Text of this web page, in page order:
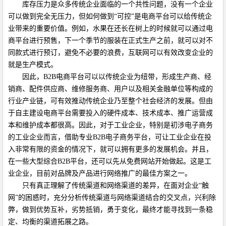
库存压力是众多传统企业面临的一个共性问题，没有一个企业
可以做到完全无压力，但如何做到 “可控”是电商平台可以给传统企
业带来的重要价值。例如，水果在还长在树上的时候就可以通过电
商平台进行预售，下一个季节的服装在正式生产之前，就可以对不
同款式进行预订，避免不必要的浪费，互联网可以有效改变企业的
就是生产模式。
因此， B2B电商平台可以以传统企业为纽带，形成生产商、经
销商、配件供应商、维修服务商、用户以及相关金融单位等构成的
行业产业链，可有效推动传统企业乃至整个社会经济的发展。但由
于自主建设电商平台需要投入的硬件成本、技术成本、推广运营成
本和维护成本都很高。因此，对于工业企业，特别是初涉电子商务
的工业企业而言，借助专业B2B电子商务平台，可让工业企业在投
入非常有限的资金的情况下，就可以拥有更多的发展机会。并且，
在一些大型综合B2B平台，还可以先从免费网站开始做起。这是工
业企业，目前对品牌及产品进行网络推广的最佳方案之一。
只有真正理解了传统渠道和网络渠道的差异，在面对企业“触
网 ”的困惑时，充分分析传统渠道与网络渠道结合的交叉点，兴利除
弊，做到优势互补，劣势抵销，勇于变化，最终才能寻找到一条稳
定、均衡的渠道拓展之路。